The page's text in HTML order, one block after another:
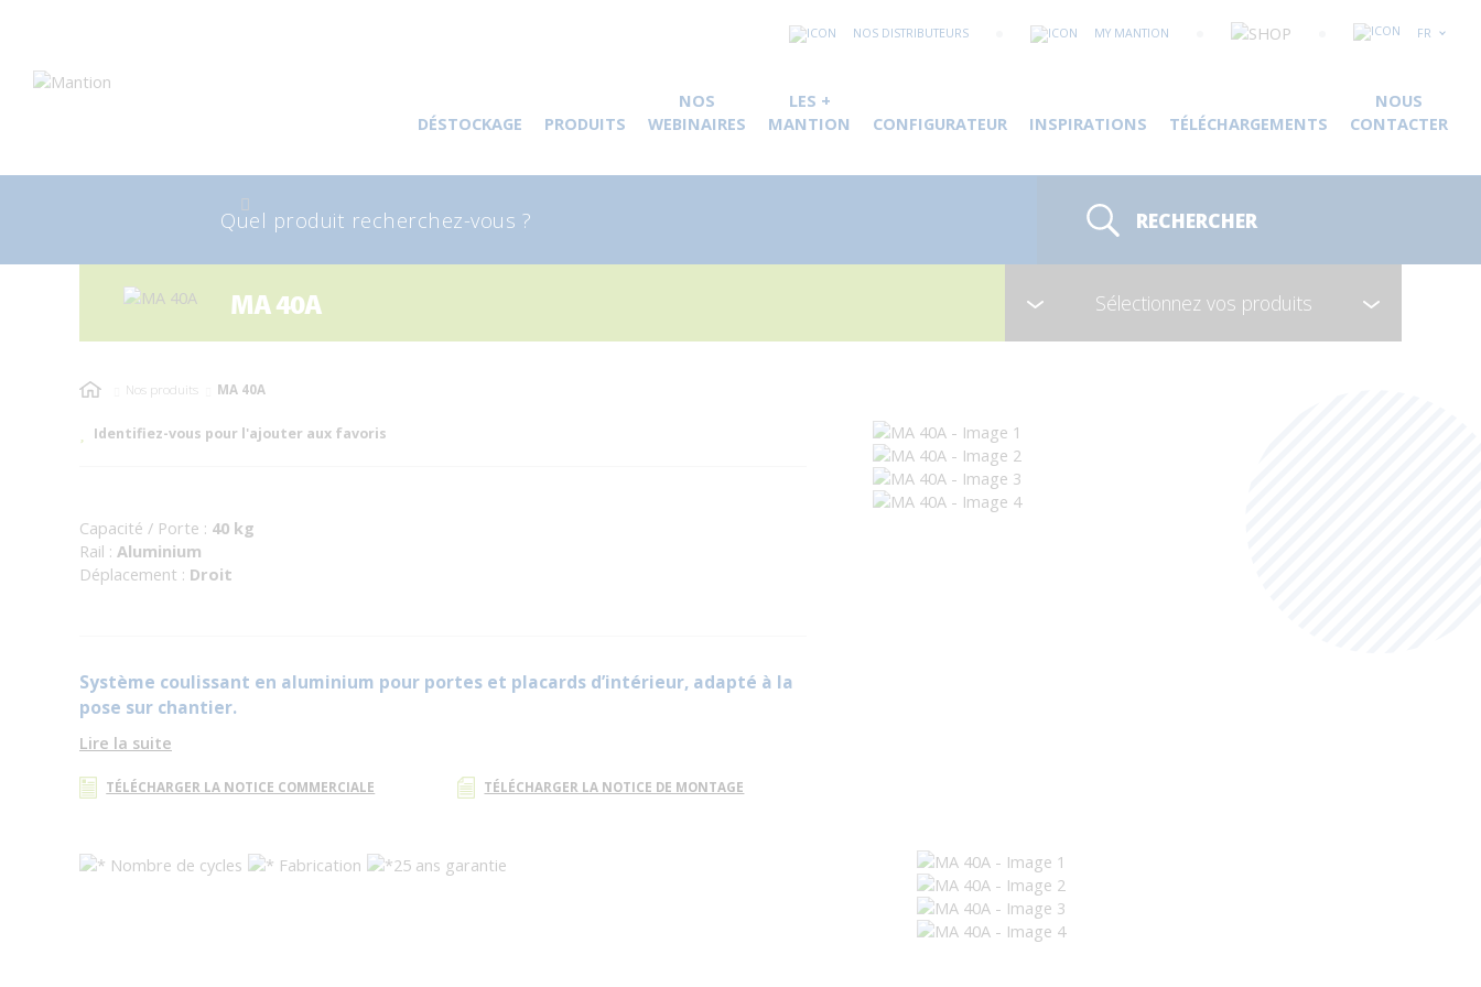
Aller
Aller
NOS DISTRIBUTEURS MY MANTION FR
DÉSTOCKAGE PRODUITS
NOS
WEBINAIRES
LES +
MANTION
CONFIGURATEUR INSPIRATIONS TÉLÉCHARGEMENTS
NOUS
CONTACTER
Recherche
RECHERCHER
MA 40A Sélectionnez vos produits
Nos produits MA 40A
Identifiez-vous pour l'ajouter aux favoris
Capacité / Porte : 40 kg
Rail : Aluminium
Déplacement : Droit
Système coulissant en aluminium pour portes et placards d’intérieur, adapté à la
pose sur chantier.
Lire la suite
TÉLÉCHARGER LA NOTICE COMMERCIALE TÉLÉCHARGER LA NOTICE DE MONTAGE